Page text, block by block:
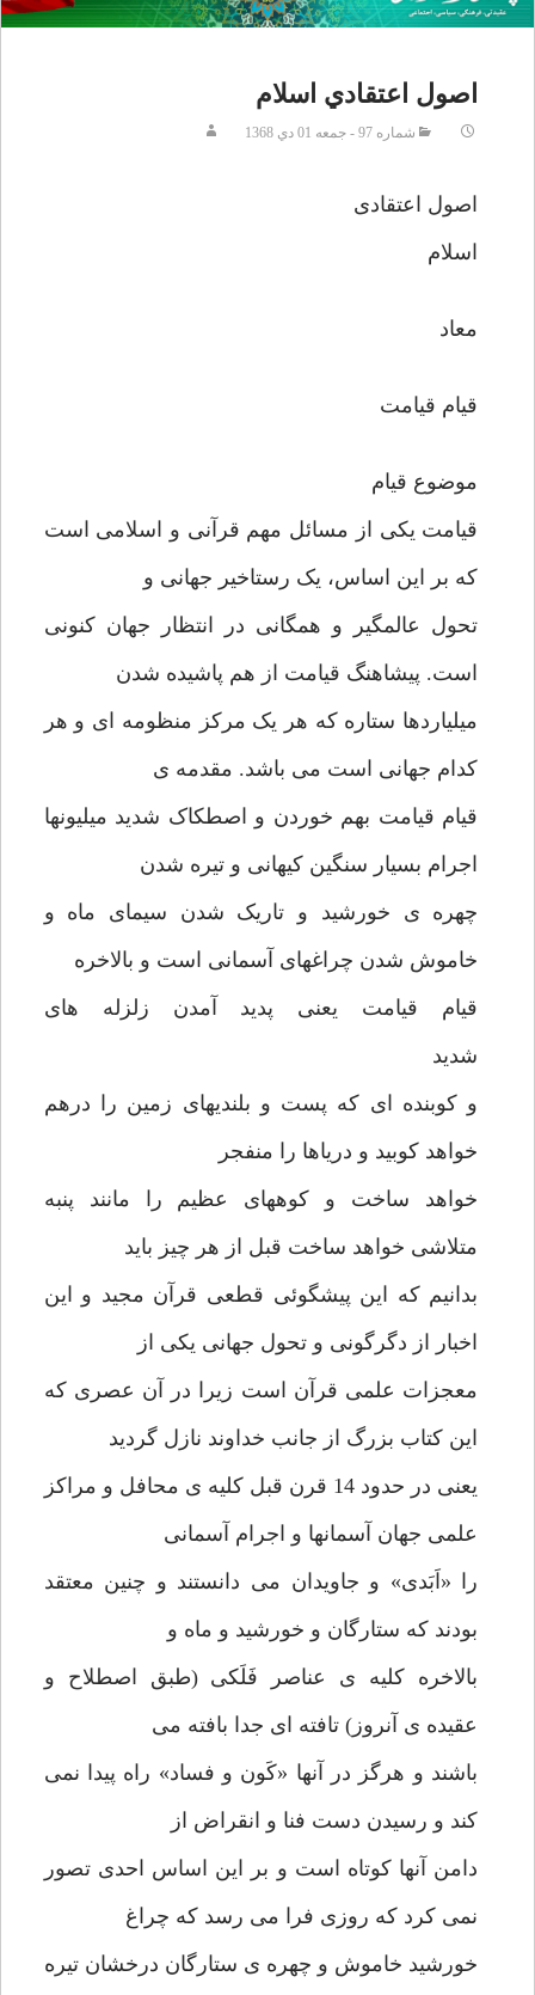
اصول اعتقادي اسلام
شماره 97 - جمعه 01 دي 1368
اصول اعتقادی
اسلام
معاد
قیام قیامت
موضوع قیام
قیامت یکی از مسائل مهم قرآنی و اسلامی است
که بر این اساس، یک رستاخیر جهانی و
تحول عالمگیر و همگانی در انتظار جهان کنونی
است. پیشاهنگ قیامت از هم پاشیده شدن
میلیاردها ستاره که هر یک مرکز منظومه ای و هر
کدام جهانی است می باشد. مقدمه ی
قیام قیامت بهم خوردن و اصطکاک شدید میلیونها
اجرام بسیار سنگین کیهانی و تیره شدن
چهره ی خورشید و تاریک شدن سیمای ماه و
خاموش شدن چراغهای آسمانی است و بالاخره
قیام قیامت یعنی پدید آمدن زلزله های
شدید
و کوبنده ای که پست و بلندیهای زمین را درهم
خواهد کوبید و دریاها را منفجر
خواهد ساخت و کوههای عظیم را مانند پنبه
متلاشی خواهد ساخت قبل از هر چیز باید
بدانیم که این پیشگوئی قطعی قرآن مجید و این
اخبار از دگرگونی و تحول جهانی یکی از
معجزات علمی قرآن است زیرا در آن عصری که
این کتاب بزرگ از جانب خداوند نازل گردید
یعنی در حدود 14 قرن قبل کلیه ی محافل و مراکز
علمی جهان آسمانها و اجرام آسمانی
را «اَبَدی» و جاویدان می دانستند و چنین معتقد
بودند که ستارگان و خورشید و ماه و
بالاخره کلیه ی عناصر فَلَکی (طبق اصطلاح و
عقیده ی آنروز) تافته ای جدا بافته می
باشند و هرگز در آنها «کَون و فساد» راه پیدا نمی
کند و رسیدن دست فنا و انقراض از
دامن آنها کوتاه است و بر این اساس احدی تصور
نمی کرد که روزی فرا می رسد که چراغ
خورشید خاموش و چهره ی ستارگان درخشان تیره